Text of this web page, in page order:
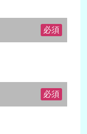
必須
必須